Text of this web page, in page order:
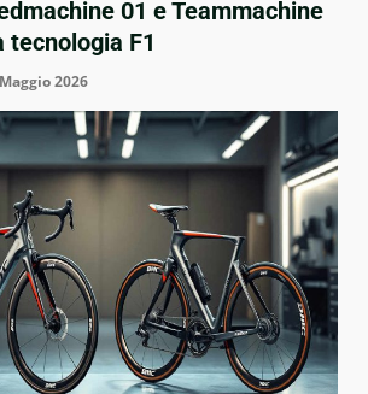
01 e Teammachine
tecnologia F1
2026